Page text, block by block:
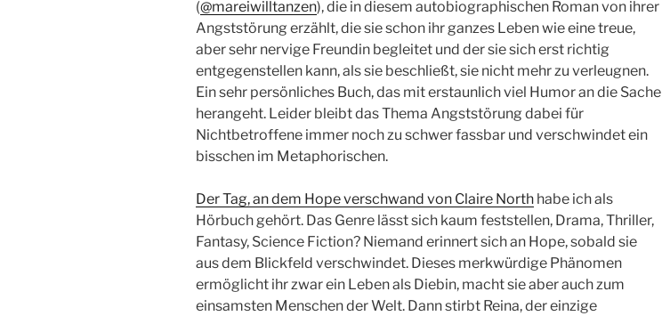
(@mareiwilltanzen), die in diesem autobiographischen Roman von ihrer
Angststörung erzählt, die sie schon ihr ganzes Leben wie eine treue,
aber sehr nervige Freundin begleitet und der sie sich erst richtig
entgegenstellen kann, als sie beschließt, sie nicht mehr zu verleugnen.
Ein sehr persönliches Buch, das mit erstaunlich viel Humor an die Sache
herangeht. Leider bleibt das Thema Angststörung dabei für
Nichtbetroffene immer noch zu schwer fassbar und verschwindet ein
bisschen im Metaphorischen.
Der Tag, an dem Hope verschwand von Claire North habe ich als
Hörbuch gehört. Das Genre lässt sich kaum feststellen, Drama, Thriller,
Fantasy, Science Fiction? Niemand erinnert sich an Hope, sobald sie
aus dem Blickfeld verschwindet. Dieses merkwürdige Phänomen
ermöglicht ihr zwar ein Leben als Diebin, macht sie aber auch zum
einsamsten Menschen der Welt. Dann stirbt Reina, der einzige